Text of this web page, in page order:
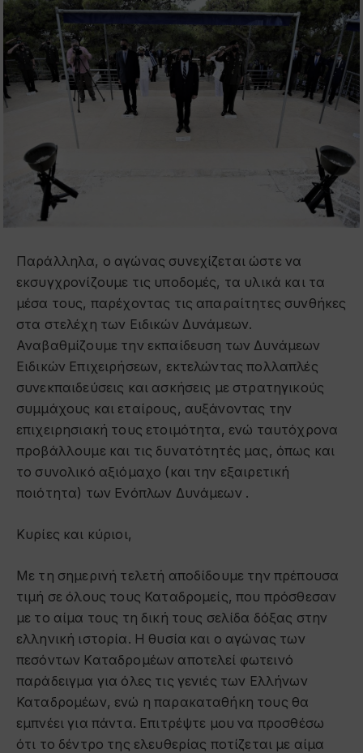
Παράλληλα, ο αγώνας συνεχίζεται ώστε να
εκσυγχρονίζουμε τις υποδομές, τα υλικά και τα
μέσα τους, παρέχοντας τις απαραίτητες συνθήκες
στα στελέχη των Ειδικών Δυνάμεων.
Αναβαθμίζουμε την εκπαίδευση των Δυνάμεων
Ειδικών Επιχειρήσεων, εκτελώντας πολλαπλές
συνεκπαιδεύσεις και ασκήσεις με στρατηγικούς
συμμάχους και εταίρους, αυξάνοντας την
επιχειρησιακή τους ετοιμότητα, ενώ ταυτόχρονα
προβάλλουμε και τις δυνατότητές μας, όπως και
το συνολικό αξιόμαχο (και την εξαιρετική
ποιότητα) των Ενόπλων Δυνάμεων .
Κυρίες και κύριοι,
Με τη σημερινή τελετή αποδίδουμε την πρέπουσα
τιμή σε όλους τους Καταδρομείς, που πρόσθεσαν
με το αίμα τους τη δική τους σελίδα δόξας στην
ελληνική ιστορία. Η θυσία και ο αγώνας των
πεσόντων Καταδρομέων αποτελεί φωτεινό
παράδειγμα για όλες τις γενιές των Ελλήνων
Καταδρομέων, ενώ η παρακαταθήκη τους θα
εμπνέει για πάντα. Επιτρέψτε μου να προσθέσω
ότι το δέντρο της ελευθερίας ποτίζεται με αίμα